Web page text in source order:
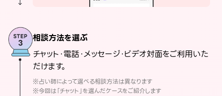
相談方法を選ぶ
チャット・電話・メッセージ・ビデオ対面をご利用いた
だけます。
※占い師によって選べる相談方法は異なります
※今回は「チャット」を選んだケースをご紹介します